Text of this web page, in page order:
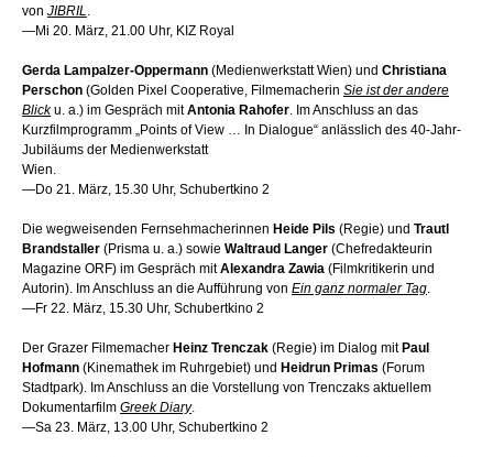
von JIBRIL.
—Mi 20. März, 21.00 Uhr, KIZ Royal
Gerda Lampalzer-Oppermann (Medienwerkstatt Wien) und Christiana
Perschon (Golden Pixel Cooperative, Filmemacherin Sie ist der andere
Blicku. a.) im Gespräch mitAntonia Rahofer. Im Anschluss an das
Kurzfilmprogramm „Points of View … In Dialogue“ anlässlich des 40-Jahr-
Jubiläums der Medienwerkstatt
Wien.
—Do 21. März, 15.30 Uhr, Schubertkino 2
Die wegweisenden Fernsehmacherinnen Heide Pils (Regie) und Trautl
Brandstaller (Prisma u. a.) sowie Waltraud Langer (Chefredakteurin
Magazine ORF) im Gespräch mitAlexandra Zawia (Filmkritikerin und
Autorin). Im Anschluss an die Aufführung von Ein ganz normaler Tag.
—Fr 22. März, 15.30 Uhr, Schubertkino 2
Der Grazer Filmemacher Heinz Trenczak (Regie) im Dialog mit Paul
Hofmann (Kinemathek im Ruhrgebiet) und Heidrun Primas (Forum
Stadtpark). Im Anschluss an die Vorstellung von Trenczaks aktuellem
Dokumentarfilm Greek Diary.
—Sa 23. März, 13.00 Uhr, Schubertkino 2